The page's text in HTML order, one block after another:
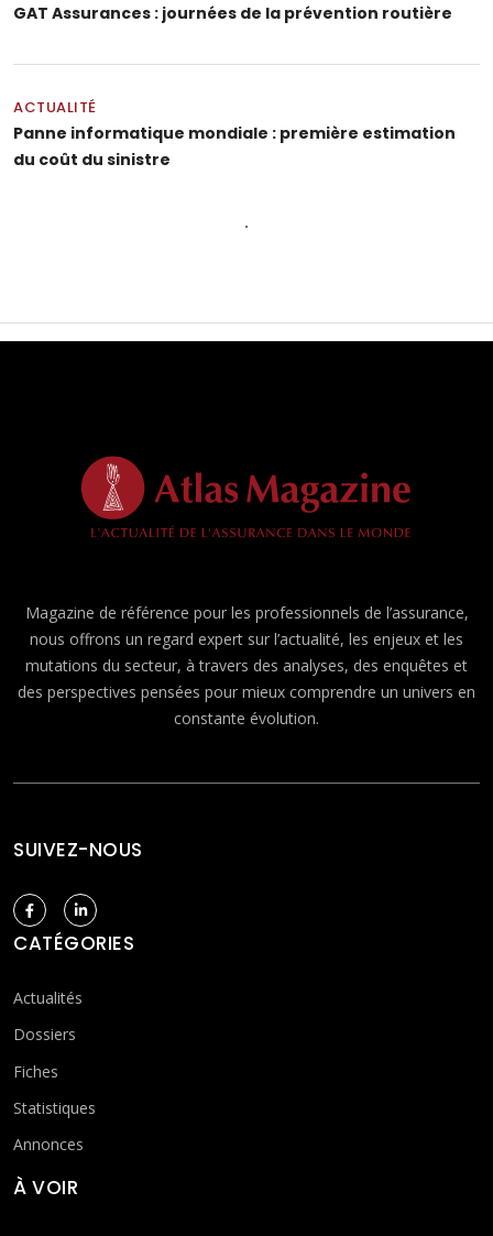
GAT Assurances : journées de la prévention routière
ACTUALITÉ
Panne informatique mondiale : première estimation
du coût du sinistre
Magazine de référence pour les professionnels de l’assurance,
nous offrons un regard expert sur l’actualité, les enjeux et les
mutations du secteur, à travers des analyses, des enquêtes et
des perspectives pensées pour mieux comprendre un univers en
constante évolution.
SUIVEZ-NOUS
CATÉGORIES
Actualités
Dossiers
Fiches
Statistiques
Annonces
À VOIR